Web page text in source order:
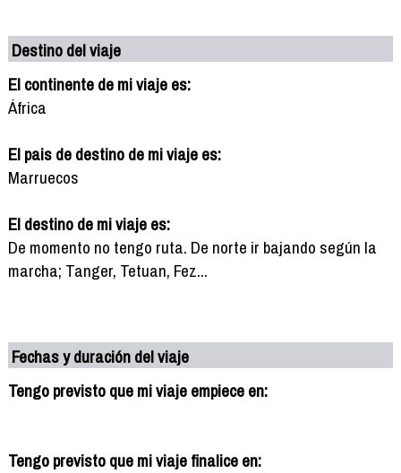
Destino del viaje
El continente de mi viaje es:
África
El pais de destino de mi viaje es:
Marruecos
El destino de mi viaje es:
De momento no tengo ruta. De norte ir bajando según la
marcha; Tanger, Tetuan, Fez...
Fechas y duración del viaje
Tengo previsto que mi viaje empiece en:
Tengo previsto que mi viaje finalice en: